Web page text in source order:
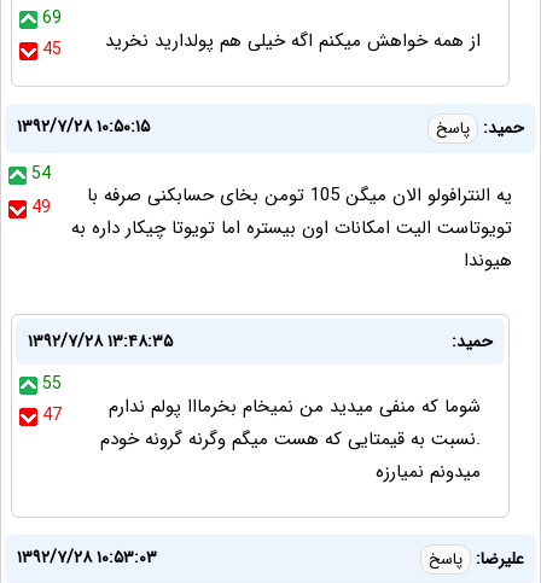
69
45
از همه خواهش میکنم اگه خیلی هم پولدارید نخرید
حمید: پاسخ
۱۳۹۲/۷/۲۸ ۱۰:۵۰:۱۵
54
49
یه النترافولو الان میگن 105 تومن بخای حسابکنی صرفه با
تویوتاست الیت امکانات اون بیستره اما تویوتا چیکار داره به
هیوندا
حمید:
۱۳۹۲/۷/۲۸ ۱۳:۴۸:۳۵
55
47
شوما که منفی میدید من نمیخام بخرمااا پولم ندارم
.نسبت به قیمتایی که هست میگم وگرنه گرونه خودم
میدونم نمیارزه
علیرضا: پاسخ
۱۳۹۲/۷/۲۸ ۱۰:۵۳:۰۳